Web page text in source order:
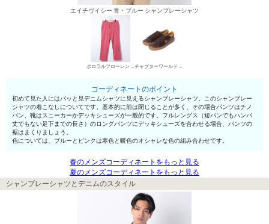
エイチヴイシー 青・ブルー シャンブレーシャツ
ポロラルフローレン チノパン・綿パン チャプターワールド ローカットスニーカー
コーディネートのポイント
初めて見た人にはパッと見デニムシャツに見えるシャンブレーシャツ。このシャンブレー
シャツの着こなしについてです。基本的に前は閉じることが多く、その場合パンツはチノ
パン、靴はスニーカーかデッキシューズが一般的です。フルレングス（短パンでもハンパ
丈でもない足下までの長さ）のロングパンツにデッキシューズを合わせる場合、パンツの
裾はまくりましょう。
色については、ブルーとピンクは寒色と暖色のオシャレな色の組み合わせです。
春のメンズコーディネートをもっと見る
夏のメンズコーディネートをもっと見る
シャンブレーシャツとデニムのスタイル